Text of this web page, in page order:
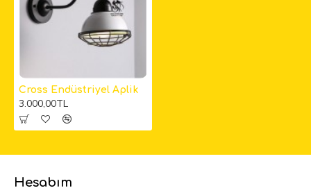
Cross Endüstriyel Aplik
3.000,00TL
Hesabım